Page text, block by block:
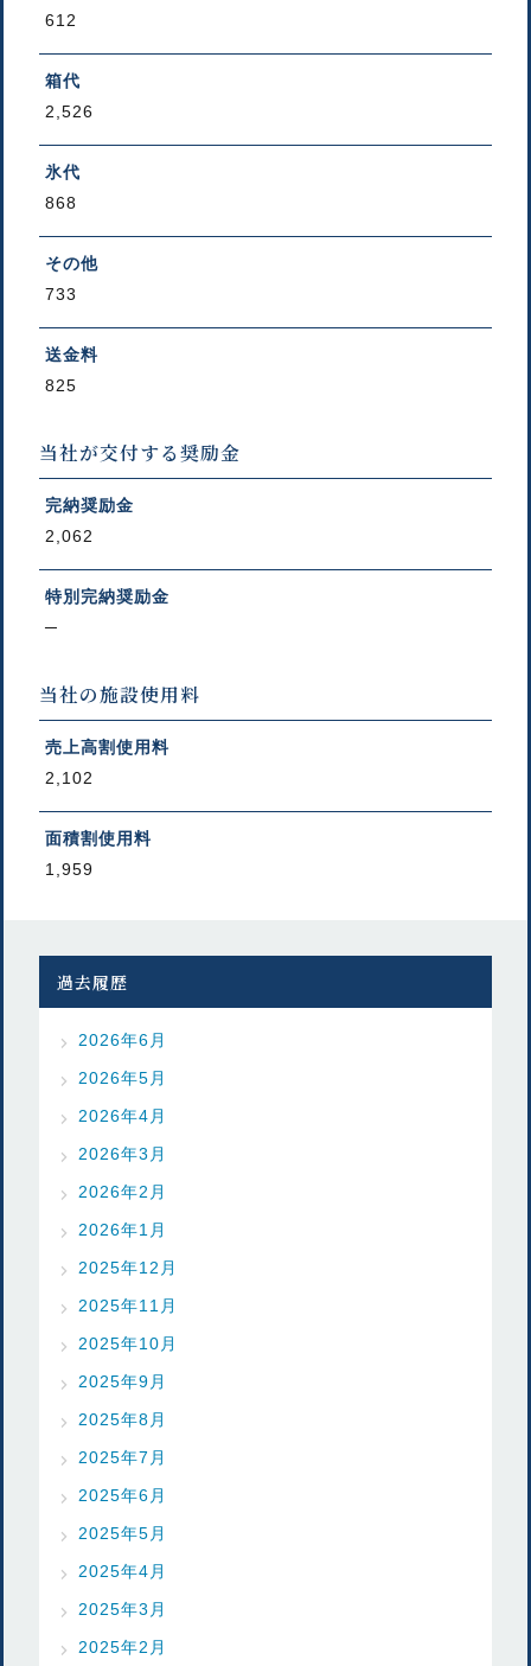
612
箱代
2,526
氷代
868
その他
733
送金料
825
当社が交付する奨励金
完納奨励金
2,062
特別完納奨励金
─
当社の施設使用料
売上高割使用料
2,102
面積割使用料
1,959
過去履歴
2026年6月
2026年5月
2026年4月
2026年3月
2026年2月
2026年1月
2025年12月
2025年11月
2025年10月
2025年9月
2025年8月
2025年7月
2025年6月
2025年5月
2025年4月
2025年3月
2025年2月